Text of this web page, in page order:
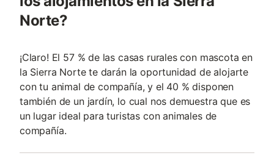
Norte?
¡Claro! El 57 % de las casas rurales con mascota en
la Sierra Norte te darán la oportunidad de alojarte
con tu animal de compañía, y el 40 % disponen
también de un jardín, lo cual nos demuestra que es
un lugar ideal para turistas con animales de
compañía.